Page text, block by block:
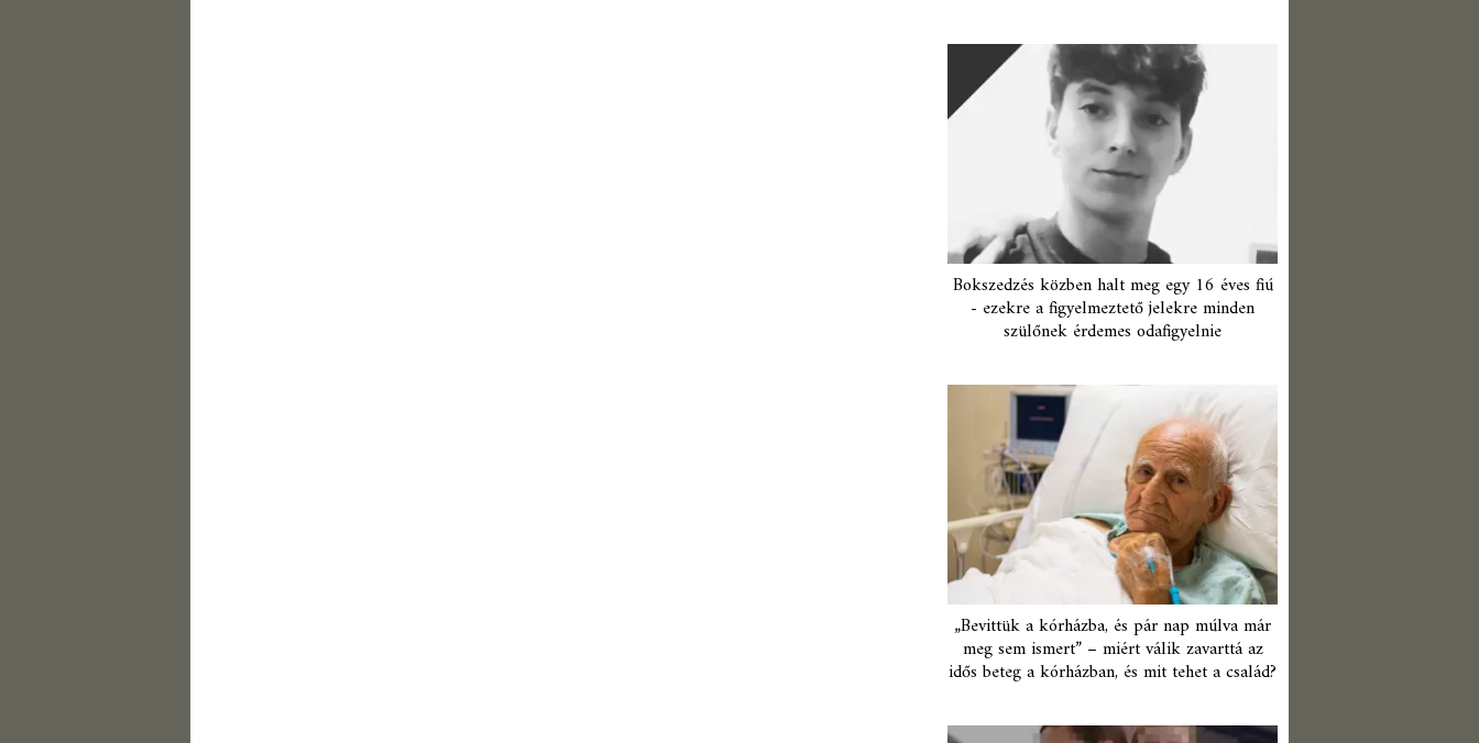
Bokszedzés közben halt meg egy 16 éves fiú
- ezekre a figyelmeztető jelekre minden
szülőnek érdemes odafigyelnie
„Bevittük a kórházba, és pár nap múlva már
meg sem ismert” – miért válik zavarttá az
idős beteg a kórházban, és mit tehet a család?